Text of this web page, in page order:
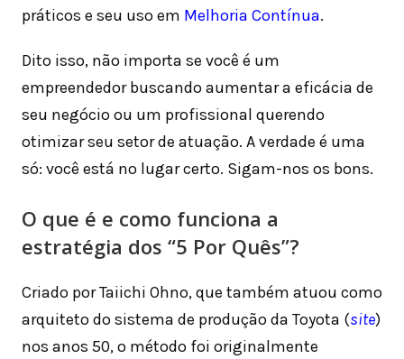
práticos e seu uso em Melhoria Contínua.
Dito isso, não importa se você é um
empreendedor buscando aumentar a eficácia de
seu negócio ou um profissional querendo
otimizar seu setor de atuação. A verdade é uma
só: você está no lugar certo. Sigam-nos os bons.
O que é e como funciona a
estratégia dos “5 Por Quês”?
Criado por Taiichi Ohno, que também atuou como
arquiteto do sistema de produção da Toyota (site)
nos anos 50, o método foi originalmente